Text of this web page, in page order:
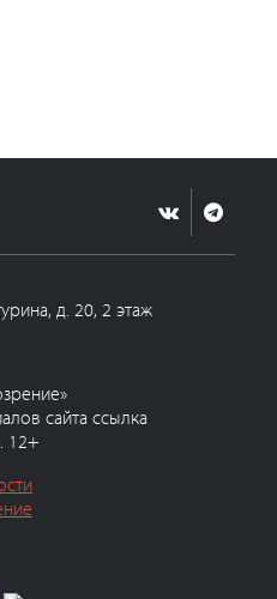
д. 20, 2 этаж
сайта ссылка
12+